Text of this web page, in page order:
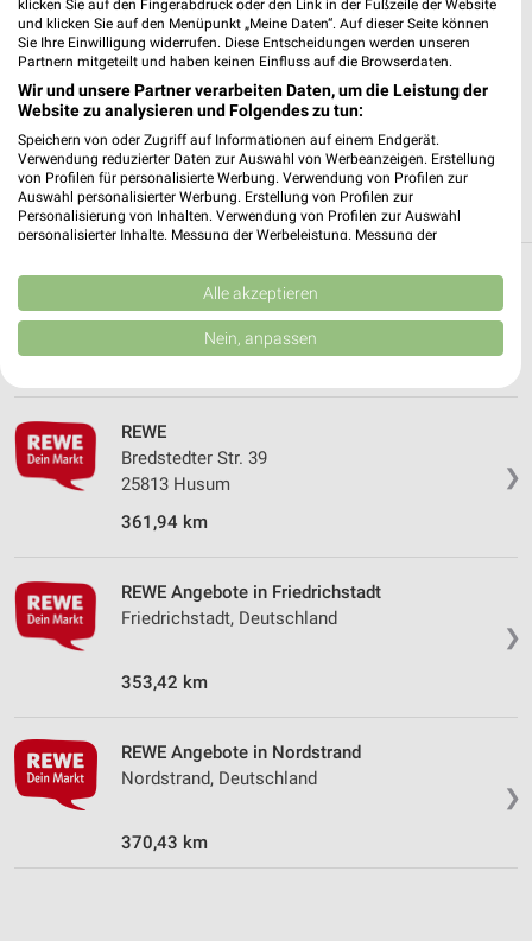
✔Folge deinem Lieblingshändler
✔Push-Benachrichtigungen bei neuen Prospekten
✔Einkaufsliste - Einkauf stressfrei planen
JETZT LADEN UND SPAREN!
Weitere REWE Geschäfte mit Angeboten in
und um Husum
❯
REWE
Bredstedter Str. 39
25813 Husum
361,94 km
❯
REWE Angebote in Friedrichstadt
Friedrichstadt, Deutschland
353,42 km
❯
REWE Angebote in Nordstrand
Nordstrand, Deutschland
370,43 km
klicken Sie auf den Fingerabdruck oder den Link in der Fußzeile der Website
und klicken Sie auf den Menüpunkt „Meine Daten“. Auf dieser Seite können
Sie Ihre Einwilligung widerrufen. Diese Entscheidungen werden unseren
Partnern mitgeteilt und haben keinen Einfluss auf die Browserdaten.
Wir und unsere Partner verarbeiten Daten, um die Leistung der
Website zu analysieren und Folgendes zu tun:
Speichern von oder Zugriff auf Informationen auf einem Endgerät.
Verwendung reduzierter Daten zur Auswahl von Werbeanzeigen. Erstellung
von Profilen für personalisierte Werbung. Verwendung von Profilen zur
Auswahl personalisierter Werbung. Erstellung von Profilen zur
Personalisierung von Inhalten. Verwendung von Profilen zur Auswahl
personalisierter Inhalte. Messung der Werbeleistung. Messung der
Kombinationen von Daten aus verschiedenen Quellen. Entwicklung und
Verbesserung der Angebote. Verwendung reduzierter Daten zur Auswahl
von Inhalten.
Daten können außerhalb der Europäischen Union weitergegeben und in die
Website/App.
Partnerliste anzeigen (1 IAB-Anbieter)
Wir nutzen Ihre Daten für folgende Zwecke:
IAB-Verarbeitungszwecke:
Speichern von oder Zugriff auf Informationen
Verwendung reduzierter Daten zur Auswahl von
Werbeanzeigen
Erstellung von Profilen für personalisierte
personalisierter Werbung
Erstellung von Profilen zur Personalisierung
von Inhalten
Alle akzeptieren
Nein, anpassen